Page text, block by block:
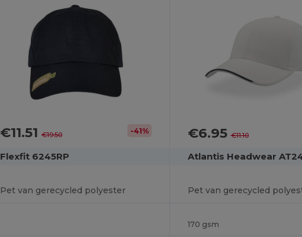
€11.51 €19.50 -41%
Flexfit 6245RP
Pet van gerecycled polyester
€6.95€11.10
Atlantis Headwear
Pet van gerecycled
170 gsm